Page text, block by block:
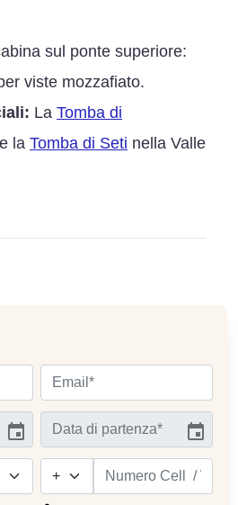
sul ponte superiore:
viste mozzafiato.
La Tomba di
e la Tomba di Seti nella Valle